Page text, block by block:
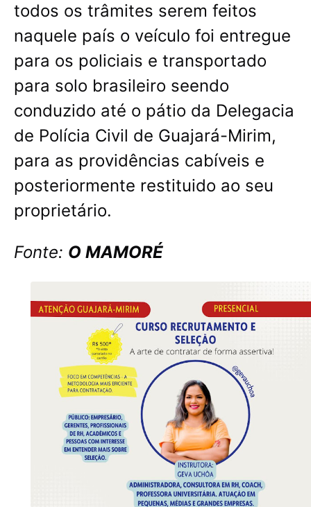
todos os trâmites serem feitos
naquele país o veículo foi entregue
para os policiais e transportado
para solo brasileiro seendo
conduzido até o pátio da Delegacia
de Polícia Civil de Guajará-Mirim,
para as providências cabíveis e
posteriormente restituido ao seu
proprietário.
Fonte: O MAMORÉ